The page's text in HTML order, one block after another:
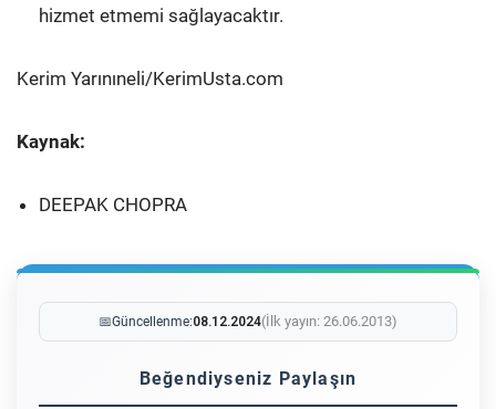
hizmet etmemi sağlayacaktır.
Kerim Yarınıneli/KerimUsta.com
Kaynak:
DEEPAK CHOPRA
📅Güncellenme:08.12.2024(İlk yayın: 26.06.2013)
Beğendiyseniz Paylaşın